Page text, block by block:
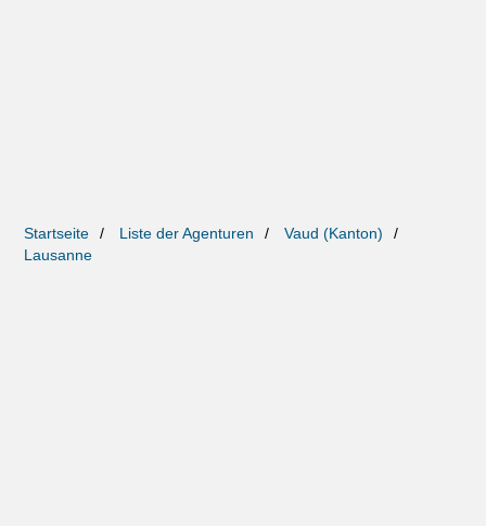
Startseite Liste der Agenturen
Vaud (Kanton)
Lausanne